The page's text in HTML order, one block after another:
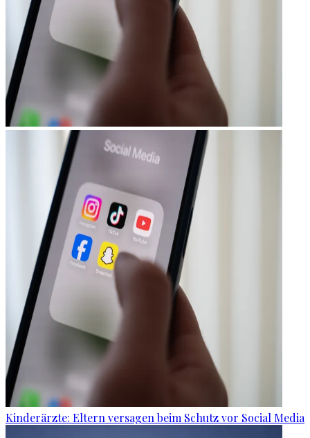
Kinderärzte: Eltern versagen beim Schutz vor Social Media